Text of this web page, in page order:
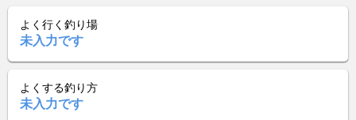
よく行く釣り場
未入力です
よくする釣り方
未入力です